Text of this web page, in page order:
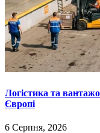
Логістика та
Європі
6 Серпня, 2026